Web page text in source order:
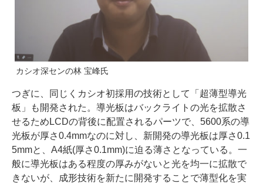
カシオ深センの林 宝峰氏
つぎに、同じくカシオ初採用の技術として「超薄型導光
板」も開発された。導光板はバックライトの光を拡散さ
せるためLCDの背後に配置されるパーツで、5600系の導
光板が厚さ0.4mmなのに対し、新開発の導光板は厚さ0.1
5mmと、A4紙(厚さ0.1mm)に迫る薄さとなっている。一
般に導光板はある程度の厚みがないと光を均一に拡散で
きないが、成形技術を新たに開発することで薄型化を実